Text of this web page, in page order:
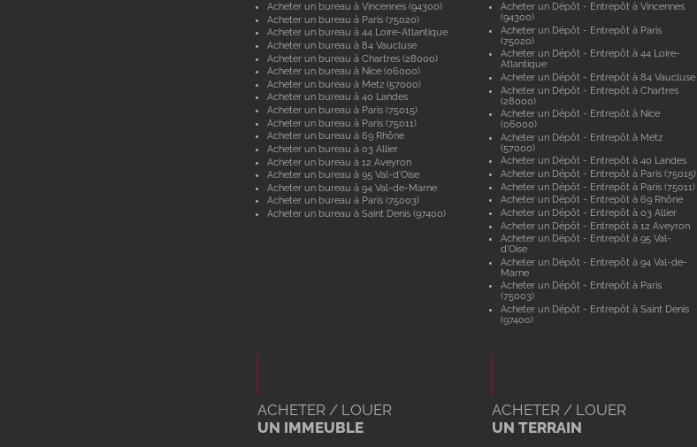
Acheter un bureau à Vincennes (94300)
Acheter un bureau à Paris (75020)
Acheter un bureau à 44 Loire-Atlantique
Acheter un bureau à 84 Vaucluse
Acheter un bureau à Chartres (28000)
Acheter un bureau à Nice (06000)
Acheter un bureau à Metz (57000)
Acheter un bureau à 40 Landes
Acheter un bureau à Paris (75015)
Acheter un bureau à Paris (75011)
Acheter un bureau à 69 Rhône
Acheter un bureau à 03 Allier
Acheter un bureau à 12 Aveyron
Acheter un bureau à 95 Val-d'Oise
Acheter un bureau à 94 Val-de-Marne
Acheter un bureau à Paris (75003)
Acheter un bureau à Saint Denis (97400)
Acheter un Dépôt - Entrepôt à Vincennes
(94300)
Acheter un Dépôt - Entrepôt à Paris
(75020)
Acheter un Dépôt - Entrepôt à 44 Loire-
Atlantique
Acheter un Dépôt - Entrepôt à 84 Vaucluse
Acheter un Dépôt - Entrepôt à Chartres
(28000)
Acheter un Dépôt - Entrepôt à Nice
(06000)
Acheter un Dépôt - Entrepôt à Metz
(57000)
Acheter un Dépôt - Entrepôt à 40 Landes
Acheter un Dépôt - Entrepôt à Paris (75015)
Acheter un Dépôt - Entrepôt à Paris (75011)
Acheter un Dépôt - Entrepôt à 69 Rhône
Acheter un Dépôt - Entrepôt à 03 Allier
Acheter un Dépôt - Entrepôt à 12 Aveyron
Acheter un Dépôt - Entrepôt à 95 Val-
d'Oise
Acheter un Dépôt - Entrepôt à 94 Val-de-
Marne
Acheter un Dépôt - Entrepôt à Paris
(75003)
Acheter un Dépôt - Entrepôt à Saint Denis
(97400)
ACHETER / LOUER
UN IMMEUBLE
ACHETER / LOUER
UN TERRAIN